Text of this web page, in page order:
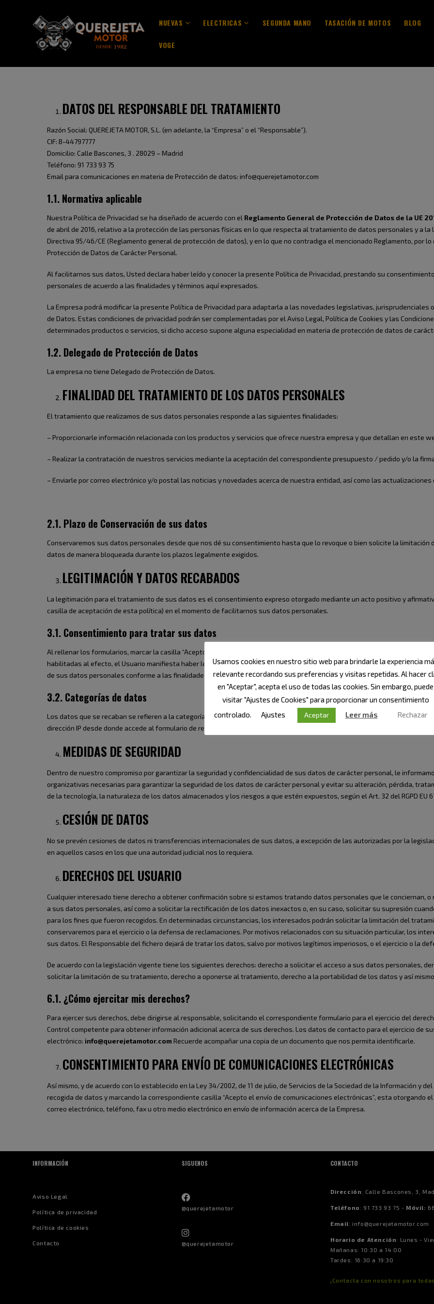
NUEVAS ELECTRICAS SEGUNDA MANO TASACIÓN DE MOTOS BLOG
VOGE
DATOS DEL RESPONSABLE DEL TRATAMIENTO
Razón Social: QUEREJETA MOTOR, S.L. (en adelante, la “Empresa” o el “Responsable”).
CIF: B-44797777
Domicilio: Calle Bascones, 3 . 28029 – Madrid
Teléfono: 91 733 93 75
Email para comunicaciones en materia de Protección de datos: info@querejetamotor.com
1.1. Normativa aplicable
Nuestra Política de Privacidad se ha diseñado de acuerdo con el Reglamento General de Protección de Datos de la UE
de abril de 2016, relativo a la protección de las personas físicas en lo que respecta al tratamiento de datos personales y a
Directiva 95/46/CE (Reglamento general de protección de datos), y en lo que no contradiga el mencionado Reglamento, por
Protección de Datos de Carácter Personal.
Al facilitarnos sus datos, Usted declara haber leído y conocer la presente Política de Privacidad, prestando su
personales de acuerdo a las finalidades y términos aquí expresados.
La Empresa podrá modificar la presente Política de Privacidad para adaptarla a las novedades legislativas, jurisprudenciales
de Datos. Estas condiciones de privacidad podrán ser complementadas por el Aviso Legal, Política de Cookies y las
determinados productos o servicios, si dicho acceso supone alguna especialidad en materia de protección de datos de
1.2. Delegado de Protección de Datos
La empresa no tiene Delegado de Protección de Datos.
FINALIDAD DEL TRATAMIENTO DE LOS DATOS PERSONALES
El tratamiento que realizamos de sus datos personales responde a las siguientes finalidades:
– Proporcionarle información relacionada con los productos y servicios que ofrece nuestra empresa y que detallan en este
– Realizar la contratación de nuestros servicios mediante la aceptación del correspondiente presupuesto / pedido y/o la
– Enviarle por correo electrónico y/o postal las noticias y novedades acerca de nuestra entidad, así como las
2.1. Plazo de Conservación de sus datos
Conservaremos sus datos personales desde que nos dé su consentimiento hasta que lo revoque o bien solicite la
datos de manera bloqueada durante los plazos legalmente exigidos.
LEGITIMACIÓN Y DATOS RECABADOS
La legitimación para el tratamiento de sus datos es el consentimiento expreso otorgado mediante un acto positivo y
casilla de aceptación de esta política) en el momento de facilitarnos sus datos personales.
3.1. Consentimiento para tratar sus datos
Al rellenar los formularios, marcar la casilla “Acepto la Política de Privacidad” y hacer clic para enviar los datos, o al remitir
habilitadas al efecto, el Usuario manifiesta haber leído y aceptado expresamente la presente política de privacidad, y
de sus datos personales conforme a las finalidades indicadas.
3.2. Categorías de datos
Los datos que se recaban se refieren a la categoría de datos identificativos, como pueden ser: Nombre y Apellidos, Teléfono,
dirección IP desde donde accede al formulario de recogida de datos.
MEDIDAS DE SEGURIDAD
Dentro de nuestro compromiso por garantizar la seguridad y confidencialidad de sus datos de carácter personal, le
organizativas necesarias para garantizar la seguridad de los datos de carácter personal y evitar su alteración, pérdida,
de la tecnología, la naturaleza de los datos almacenados y los riesgos a que estén expuestos, según el Art. 32 del RGPD EU
CESIÓN DE DATOS
No se prevén cesiones de datos ni transferencias internacionales de sus datos, a excepción de las autorizadas por la
en aquellos casos en los que una autoridad judicial nos lo requiera.
DERECHOS DEL USUARIO
Cualquier interesado tiene derecho a obtener confirmación sobre si estamos tratando datos personales que le conciernan,
a sus datos personales, así como a solicitar la rectificación de los datos inexactos o, en su caso, solicitar su supresión
para los fines que fueron recogidos. En determinadas circunstancias, los interesados podrán solicitar la limitación del
conservaremos para el ejercicio o la defensa de reclamaciones. Por motivos relacionados con su situación particular, los
sus datos. El Responsable del fichero dejará de tratar los datos, salvo por motivos legítimos imperiosos, o el ejercicio o la
De acuerdo con la legislación vigente tiene los siguientes derechos: derecho a solicitar el acceso a sus datos personales,
solicitar la limitación de su tratamiento, derecho a oponerse al tratamiento, derecho a la portabilidad de los datos y así
6.1. ¿Cómo ejercitar mis derechos?
Para ejercer sus derechos, debe dirigirse al responsable, solicitando el correspondiente formulario para el ejercicio del
Control competente para obtener información adicional acerca de sus derechos. Los datos de contacto para el ejercicio de
electrónico: info@querejetamotor.com Recuerde acompañar una copia de un documento que nos permita identificarle.
CONSENTIMIENTO PARA ENVÍO DE COMUNICACIONES ELECTRÓNICAS
Así mismo, y de acuerdo con lo establecido en la Ley 34/2002, de 11 de julio, de Servicios de la Sociedad de la Información y
recogida de datos y marcando la correspondiente casilla “Acepto el envío de comunicaciones electrónicas”, esta otorgando
correo electrónico, teléfono, fax u otro medio electrónico en envío de información acerca de la Empresa.
INFORMACIÓN
Aviso Legal
Política de privacidad
Política de cookies
Contacto
SIGUENOS
@querejetamotor
@querejetamotor
CONTACTO
Dirección: Calle Bascones, 3,
Teléfono : 91 733 93 75 - Móvil:
Email : info@querejetamotor.com
Horario de Atención: Lunes -
Mañanas: 10:30 a 14:00
Tardes: 16:30 a 19:30
¡Contacta con nosotros para
Usamos cookies en nuestro sitio web para brindarle la experiencia
relevante recordando sus preferencias y visitas repetidas. Al hacer
en "Aceptar", acepta el uso de todas las cookies. Sin embargo, puede
visitar "Ajustes de Cookies" para proporcionar un consentimiento
controlado.
Ajustes Aceptar Leer más Rechazar